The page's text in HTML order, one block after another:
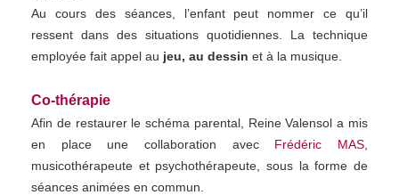
Au cours des séances, l’enfant peut nommer ce qu’il
ressent dans des situations quotidiennes. La technique
employée fait appel au jeu, au dessin et à la musique.
Co-thérapie
Afin de restaurer le schéma parental, Reine Valensol a mis
en place une collaboration avec Frédéric MAS
musicothérapeute et psychothérapeute, sous la forme de
séances animées en commun.